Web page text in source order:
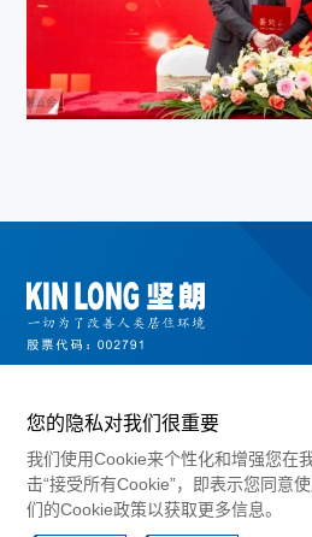
©2024 广东坚朗五金制品股份
您的隐私对我们很重要
我们使用Cookie来个性化和增强您在
击“接受所有Cookie”，即表示您同意
们的Cookie政策以获取更多信息。